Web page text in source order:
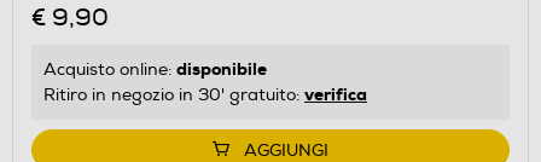
€ 9,90
Acquisto online: disponibile
Ritiro in negozio in 30' gratuito: verifica
AGGIUNGI